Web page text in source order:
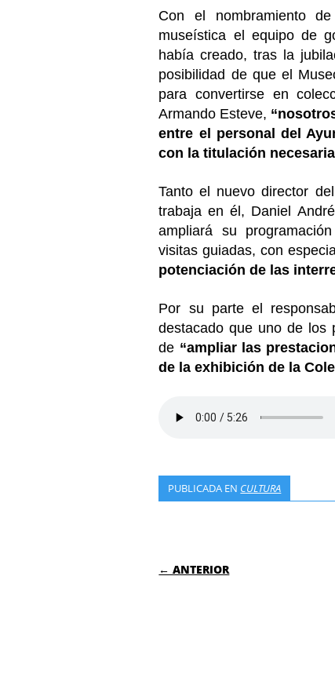
Con el nombramiento
museística el equipo de
había creado, tras la
posibilidad de que el
para convertirse en
Armando Esteve,
entre el personal del
con la titulación
Tanto el nuevo director
trabaja en él, Daniel
ampliará su
visitas guiadas, con
potenciación de las
Por su parte el
destacado que uno de los
de “ampliar las
de la exhibición de la
PUBLICADA EN CULTURA
NAVEGACIÓN
← ANTERIOR